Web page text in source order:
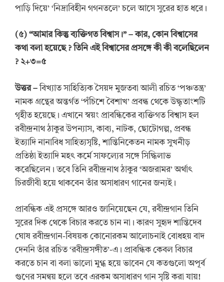
পাড়ি দিয়ে’ ‘নিদ্রাবিহীন গগনতলে’ চলে আসে সুরের হাত ধরে।
(৫) “আমার কিন্তু ব্যক্তিগত বিশ্বাস।” – কার, কোন বিশ্বাসের
কথা বলা হয়েছে ? তিনি এই বিশ্বাসের প্রসঙ্গে কী কী বলেছিলেন
? ২+৩=৫
উত্তর–বিখ্যাত সাহিত্যিক সৈয়দ মুজতবা আলী রচিত ‘পঞ্চতন্ত্র’
নামক গ্রন্থের অন্তর্গত ‘পঁচিশে বৈশাখ’ প্রবন্ধ থেকে উদ্ধৃতাংশটি
গৃহীত হয়েছে। এখানে স্বয়ং প্রাবন্ধিকের ব্যক্তিগত বিশ্বাস হল
রবীন্দ্রনাথ ঠাকুর উপন্যাস, কাব্য, নাটক, ছোটোগল্প, প্রবন্ধ
ইত্যাদি নানাবিধ সাহিত্যসৃষ্টি, শান্তিনিকেতন নামক সুখনীড়
প্রতিষ্ঠা ইত্যাদি মহৎ কর্মে সাফল্যের সঙ্গে সিদ্ধিলাভ
করেছিলেন। তবে তিনি রবীন্দ্রনাথ ঠাকুর ‘অজরামর’ অর্থাৎ
চিরজীবী হয়ে থাকবেন তাঁর অসাধারণ গানের জন্যই।
প্রাবন্ধিক এই প্রসঙ্গে আরও জানিয়েছেন যে, রবীন্দ্রগান তিনি
সুরের দিক থেকে বিচার করতে চান না। কারণ সুহৃদ শান্তিদেব
ঘোষ রবীন্দ্রগান-বিষয়ক কোনোরকম আলোচনাই বোধহয় বাদ
দেননি তাঁর রচিত ‘রবীন্দ্রসঙ্গীত’-এ। প্রাবন্ধিক কেবল বিচার
করতে চান বা বলা ভালো মুগ্ধ হয়ে ভাবেন যে কতগুলো অপূর্ব
গুণের সমন্বয় হলে তবে এরকম অসাধারণ গান সৃষ্টি করা যায়!